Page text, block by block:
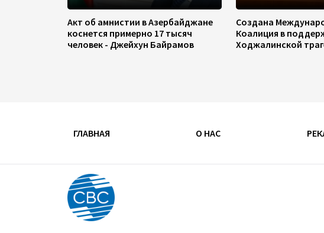
Акт об амнистии в Азербайджане
коснется примерно 17 тысяч
человек - Джейхун Байрамов
Создана
Коалиция в
Ходжалинской
ГЛАВНАЯ О НАС